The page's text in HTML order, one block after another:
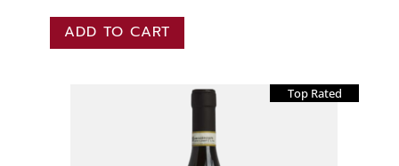
ADD TO CART
Top Rated